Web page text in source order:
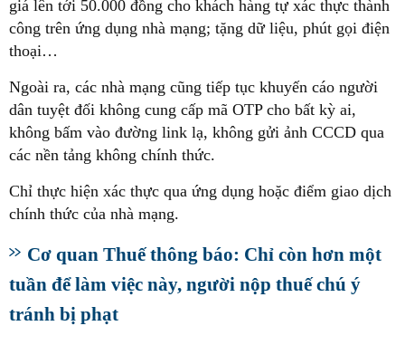
giá lên tới 50.000 đồng cho khách hàng tự xác thực thành
công trên ứng dụng nhà mạng; tặng dữ liệu, phút gọi điện
thoại…
Ngoài ra, các nhà mạng cũng tiếp tục khuyến cáo người
dân tuyệt đối không cung cấp mã OTP cho bất kỳ ai,
không bấm vào đường link lạ, không gửi ảnh CCCD qua
các nền tảng không chính thức.
Chỉ thực hiện xác thực qua ứng dụng hoặc điểm giao dịch
chính thức của nhà mạng.
Cơ quan Thuế thông báo: Chỉ còn hơn một
tuần để làm việc này, người nộp thuế chú ý
tránh bị phạt